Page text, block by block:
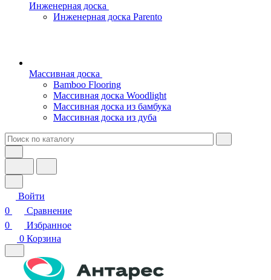
Инженерная доска
Инженерная доска Parento
Массивная доска
Bamboo Flooring
Массивная доска Woodlight
Массивная доска из бамбука
Массивная доска из дуба
Войти
0
Сравнение
0
Избранное
0 Корзина